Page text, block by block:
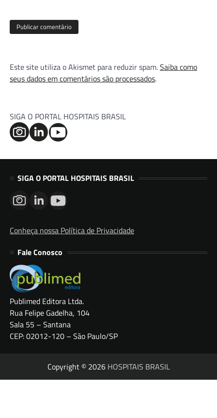
Este site utiliza o Akismet para reduzir spam.Saiba como
seus dados em comentários são processados.
SIGA O PORTAL HOSPITAIS BRASIL
SIGA O PORTAL HOSPITAIS BRASIL
Conheça nossa Política de Privacidade
Fale Conosco
Publimed Editora Ltda.
Rua Felipe Gadelha, 104
Sala 55 – Santana
CEP: 02012-120 – São Paulo/SP
Copyright © 2026 HOSPITAIS BRASIL